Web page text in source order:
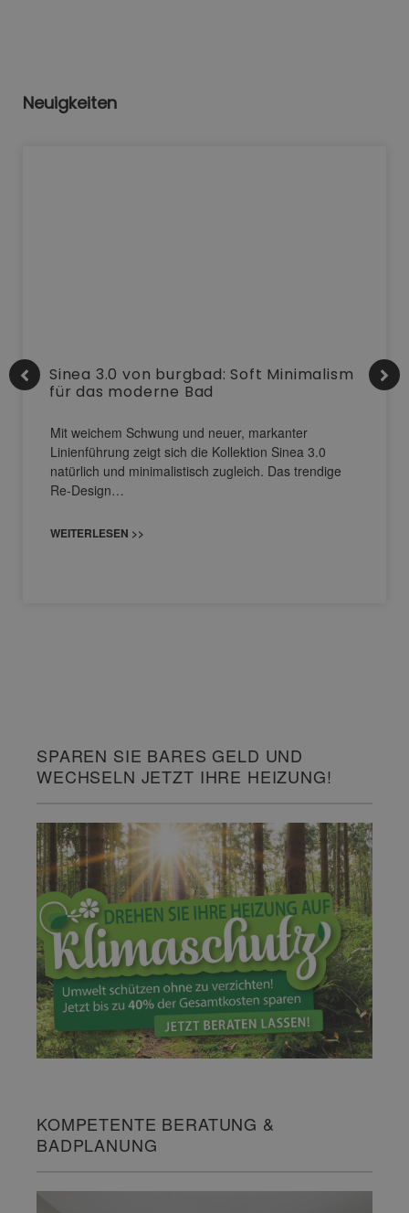
Neuigkeiten
Sinea 3.0 von burgbad: Soft Minimalism
für das moderne Bad
Mit weichem Schwung und neuer, markanter
Linienführung zeigt sich die Kollektion Sinea 3.0
natürlich und minimalistisch zugleich. Das trendige
Re-Design…
WEITERLESEN >>
SPAREN SIE BARES GELD UND
WECHSELN JETZT IHRE HEIZUNG!
KOMPETENTE BERATUNG &
BADPLANUNG